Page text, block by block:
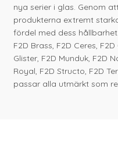
nya serier i glas. Genom
produkterna extremt
fördel med dess
F2D Brass, F2D Ceres,
Glister, F2D Munduk, F2D
Royal, F2D Structo, F2D
passar alla utmärkt som